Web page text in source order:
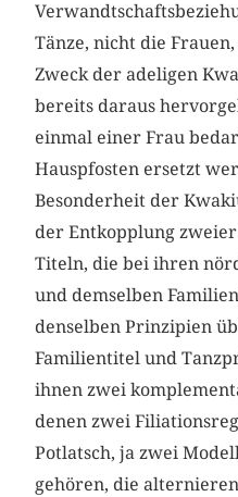
Tänze, nicht die
Zweck der adeligen
bereits daraus
einmal einer Frau
Hauspfosten ersetzt
Besonderheit der
der Entkopplung
Titeln, die bei ihren
und demselben
denselben Prinzipien
Familientitel und
ihnen zwei
denen zwei
Potlatsch, ja zwei
gehören, die